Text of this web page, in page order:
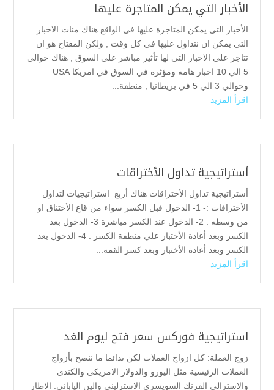
الأخبار التي يمكن المتاجرة عليها
الأخبار التي يمكن المتاجرة عليها في الواقع هناك مئات الاخبار
التي يمكن ان نتداول عليها في كل وقت , ولكن المفتاح هو ان
تتاجر علي الاخبار التي لها تأثير مباشر علي السوق , هناك حوالي
5 الي 10 اخبار هامه ومؤثره في السوق في امريكا USA
وحوالي 3 الي 5 في بريطانيا , منطقة...
اقرأ المزيد
أستراتيجية تداول الأختراقات
أستراتيجية تداول الأختراقات هناك أربع استراتيجيات لتداول
الأختراقات :- 1- الدخول قبل الكسر سواء من قاع الأختناق او
من وسطه . 2- الدخول عند الكسر مباشرة 3- الدخول بعد
الكسر وبعد أعادة الأختبار علي منطقة الكسر . 4- الدخول بعد
الكسر وبعد أعادة الأختبار وبعد كسر القمه...
اقرأ المزيد
استراتيجية فوركس سعر فتح ليوم الغد
زوج العملة: كل ازواج العملات لكن ىدائما ما ننصح بأزواج
العملات الرئيسية مثل اليورو والدولار الامريكى والكندى
والاسترالى الفرنك السويسرى الاسترلينى والين اليابانى. الاطار